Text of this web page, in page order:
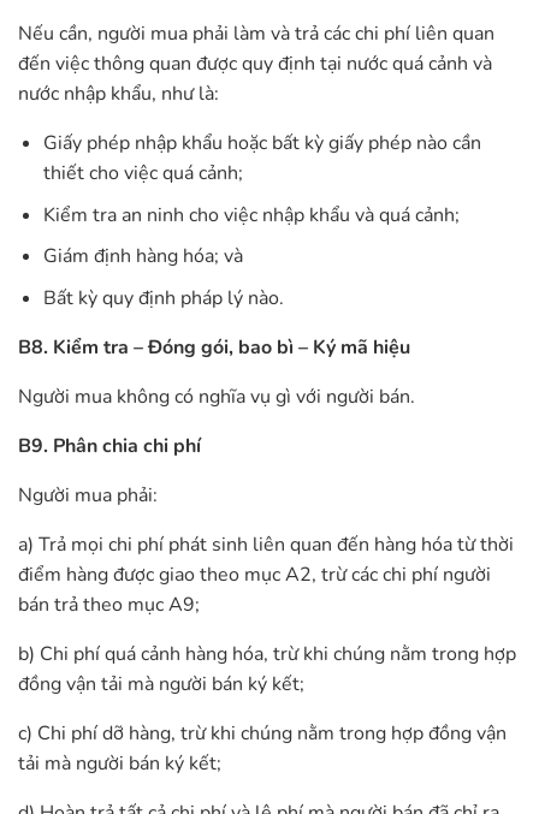
Nếu cần, người mua phải làm và trả các chi phí liên quan
đến việc thông quan được quy định tại nước quá cảnh và
nước nhập khẩu, như là:
Giấy phép nhập khẩu hoặc bất kỳ giấy phép nào cần
thiết cho việc quá cảnh;
Kiểm tra an ninh cho việc nhập khẩu và quá cảnh;
Giám định hàng hóa; và
Bất kỳ quy định pháp lý nào.
B8. Kiểm tra – Đóng gói, bao bì – Ký mã hiệu
Người mua không có nghĩa vụ gì với người bán.
B9. Phân chia chi phí
Người mua phải:
a) Trả mọi chi phí phát sinh liên quan đến hàng hóa từ thời
điểm hàng được giao theo mục A2, trừ các chi phí người
bán trả theo mục A9;
b) Chi phí quá cảnh hàng hóa, trừ khi chúng nằm trong hợp
đồng vận tải mà người bán ký kết;
c) Chi phí dỡ hàng, trừ khi chúng nằm trong hợp đồng vận
tải mà người bán ký kết;